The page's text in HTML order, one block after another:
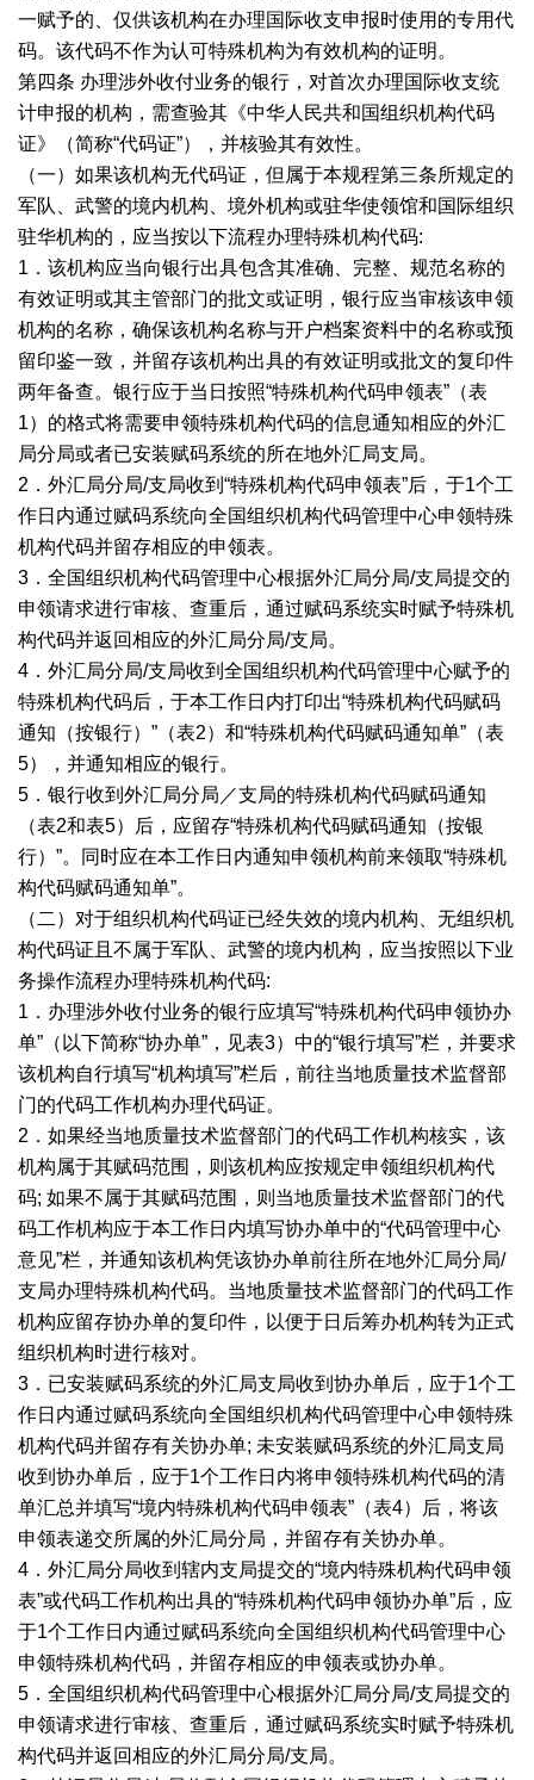
一赋予的、仅供该机构在办理国际收支申报时使用的专用代
码。该代码不作为认可特殊机构为有效机构的证明。
第四条 办理涉外收付业务的银行，对首次办理国际收支统
计申报的机构，需查验其《中华人民共和国组织机构代码
证》（简称“代码证”），并核验其有效性。
（一）如果该机构无代码证，但属于本规程第三条所规定的
军队、武警的境内机构、境外机构或驻华使领馆和国际组织
驻华机构的，应当按以下流程办理特殊机构代码:
1．该机构应当向银行出具包含其准确、完整、规范名称的
有效证明或其主管部门的批文或证明，银行应当审核该申领
机构的名称，确保该机构名称与开户档案资料中的名称或预
留印鉴一致，并留存该机构出具的有效证明或批文的复印件
两年备查。银行应于当日按照“特殊机构代码申领表”（表
1）的格式将需要申领特殊机构代码的信息通知相应的外汇
局分局或者已安装赋码系统的所在地外汇局支局。
2．外汇局分局/支局收到“特殊机构代码申领表”后，于1个工
作日内通过赋码系统向全国组织机构代码管理中心申领特殊
机构代码并留存相应的申领表。
3．全国组织机构代码管理中心根据外汇局分局/支局提交的
申领请求进行审核、查重后，通过赋码系统实时赋予特殊机
构代码并返回相应的外汇局分局/支局。
4．外汇局分局/支局收到全国组织机构代码管理中心赋予的
特殊机构代码后，于本工作日内打印出“特殊机构代码赋码
通知（按银行）”（表2）和“特殊机构代码赋码通知单”（表
5），并通知相应的银行。
5．银行收到外汇局分局／支局的特殊机构代码赋码通知
（表2和表5）后，应留存“特殊机构代码赋码通知（按银
行）”。同时应在本工作日内通知申领机构前来领取“特殊机
构代码赋码通知单”。
（二）对于组织机构代码证已经失效的境内机构、无组织机
构代码证且不属于军队、武警的境内机构，应当按照以下业
务操作流程办理特殊机构代码:
1．办理涉外收付业务的银行应填写“特殊机构代码申领协办
单”（以下简称“协办单”，见表3）中的“银行填写”栏，并要求
该机构自行填写“机构填写”栏后，前往当地质量技术监督部
门的代码工作机构办理代码证。
2．如果经当地质量技术监督部门的代码工作机构核实，该
机构属于其赋码范围，则该机构应按规定申领组织机构代
码; 如果不属于其赋码范围，则当地质量技术监督部门的代
码工作机构应于本工作日内填写协办单中的“代码管理中心
意见”栏，并通知该机构凭该协办单前往所在地外汇局分局/
支局办理特殊机构代码。当地质量技术监督部门的代码工作
机构应留存协办单的复印件，以便于日后筹办机构转为正式
组织机构时进行核对。
3．已安装赋码系统的外汇局支局收到协办单后，应于1个工
作日内通过赋码系统向全国组织机构代码管理中心申领特殊
机构代码并留存有关协办单; 未安装赋码系统的外汇局支局
收到协办单后，应于1个工作日内将申领特殊机构代码的清
单汇总并填写“境内特殊机构代码申领表”（表4）后，将该
申领表递交所属的外汇局分局，并留存有关协办单。
4．外汇局分局收到辖内支局提交的“境内特殊机构代码申领
表”或代码工作机构出具的“特殊机构代码申领协办单”后，应
于1个工作日内通过赋码系统向全国组织机构代码管理中心
申领特殊机构代码，并留存相应的申领表或协办单。
5．全国组织机构代码管理中心根据外汇局分局/支局提交的
申领请求进行审核、查重后，通过赋码系统实时赋予特殊机
构代码并返回相应的外汇局分局/支局。